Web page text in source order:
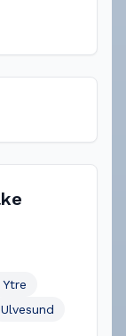
Ulvesund